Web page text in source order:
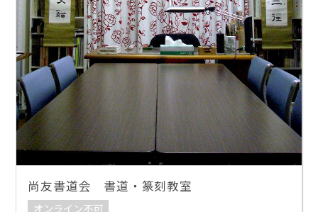
尚友書道会 書道・篆刻教室
オンライン不可